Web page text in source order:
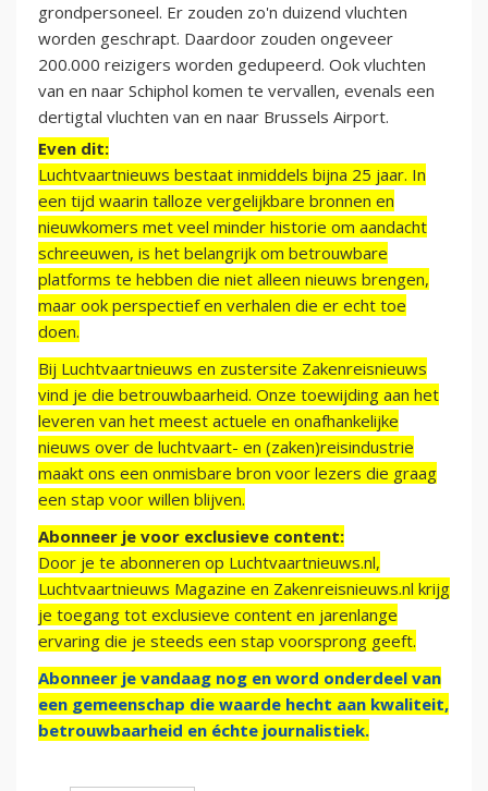
grondpersoneel. Er zouden zo'n duizend vluchten
worden geschrapt. Daardoor zouden ongeveer
200.000 reizigers worden gedupeerd. Ook vluchten
van en naar Schiphol komen te vervallen, evenals een
dertigtal vluchten van en naar Brussels Airport.
Even dit:
Luchtvaartnieuws bestaat inmiddels bijna 25 jaar. In
een tijd waarin talloze vergelijkbare bronnen en
nieuwkomers met veel minder historie om aandacht
schreeuwen, is het belangrijk om betrouwbare
platforms te hebben die niet alleen nieuws brengen,
maar ook perspectief en verhalen die er echt toe
doen.
Bij Luchtvaartnieuws en zustersite Zakenreisnieuws
vind je die betrouwbaarheid. Onze toewijding aan het
leveren van het meest actuele en onafhankelijke
nieuws over de luchtvaart- en (zaken)reisindustrie
maakt ons een onmisbare bron voor lezers die graag
een stap voor willen blijven.
Abonneer je voor exclusieve content:
Door je te abonneren op Luchtvaartnieuws.nl,
Luchtvaartnieuws Magazine en Zakenreisnieuws.nl krijg
je toegang tot exclusieve content en jarenlange
ervaring die je steeds een stap voorsprong geeft.
Abonneer je vandaag nog en word onderdeel van
een gemeenschap die waarde hecht aan kwaliteit,
betrouwbaarheid en échte journalistiek.